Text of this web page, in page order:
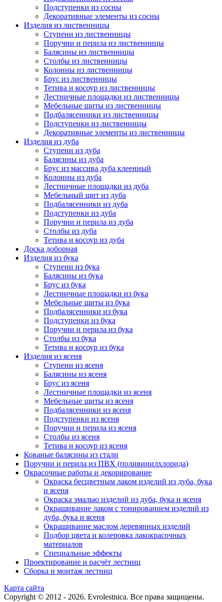
Подступенки из сосны
Декоративные элементы из сосны
Изделия из лиственницы
Ступени из лиственницы
Поручни и перила из лиственницы
Балясины из лиственницы
Столбы из лиственницы
Колонны из лиственницы
Брус из лиственницы
Тетива и косоур из лиственницы
Лестничные площадки из лиственницы
Мебельные щиты из лиственницы
Подбалясенники из лиственницы
Подступенки из лиственницы
Декоративные элементы из лиственницы
Изделия из дуба
Ступени из дуба
Балясины из дуба
Брус из массива дуба клеенный
Колонны из дуба
Лестничные площадки из дуба
Мебельный щит из дуба
Подбалясенники из дуба
Подступенки из дуба
Поручни и перила из дуба
Столбы из дуба
Тетива и косоур из дуба
Доска доборная
Изделия из бука
Ступени из бука
Балясины из бука
Брус из бука
Лестничные площадки из бука
Мебельные щиты из бука
Подбалясенники из бука
Подступенки из бука
Поручни и перила из бука
Столбы из бука
Тетива и косоур из бука
Изделия из ясеня
Ступени из ясеня
Балясины из ясеня
Брус из ясеня
Лестничные площадки из ясеня
Мебельные щиты из ясеня
Подбалясенники из ясеня
Подступенки из ясеня
Поручни и перила из ясеня
Столбы из ясеня
Тетива и косоур из ясеня
Кованые балясины из стали
Поручни и перила из ПВХ (поливинилхлорида)
Окрасочные работы и декорирование
Окраска бесцветным лаком изделий из дуба, бука
и ясеня
Окраска эмалью изделий из дуба, бука и ясеня
Окрашивание лаком с тонированием изделий из
дуба, бука и ясеня
Окрашивание маслом деревянных изделий
Подбор цвета и колеровка лакокрасочных
материалов
Специальные эффекты
Проектирование и расчёт лестниц
Сборка и монтаж лестниц
Карта сайта
Copyright © 2012 - 2026. Evrolestnica. Все права защищены.